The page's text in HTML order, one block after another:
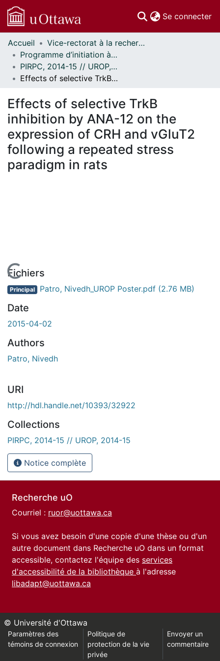
Se connecter
Communautés
et collections
Parcourir
Statistiques
À propos
Accueil
Vice-rectorat à la recherche // Office of the V-P, Research
Programme d’initiation à la recherche au premier cycle (PIRPC) // Undergraduate Research Opportunity Program (UROP)
PIRPC, 2014-15 // UROP, 2014-15
Effects of selective TrkB inhibition by ANA-12 on the expression of CRH and vGluT2 following a repeated stress paradigm in rats
Effects of selective TrkB
inhibition by ANA-12 on the
expression of CRH and vGluT2
following a repeated stress
paradigm in rats
En cours de chargement...
Fichiers
Principal Patro, Nivedh_UROP Poster.pdf (2.76 MB)
Date
2015-04-02
Authors
Patro, Nivedh
URI
http://hdl.handle.net/10393/32922
Collections
PIRPC, 2014-15 // UROP, 2014-15
Notice complète
Recherche uO
Courriel : ruor@uottawa.ca
Si vous avez besoin d'une copie d'une thèse ou d'un
autre document dans Recherche uO dans un format
accessible, contactez l'équipe des services
d'accessibilité de la bibliothèque à l'adresse
libadapt@uottawa.ca
© Université d'Ottawa
Paramètres des
témoins de connexion
Politique de
protection de la vie
privée
Envoyer un
commentaire